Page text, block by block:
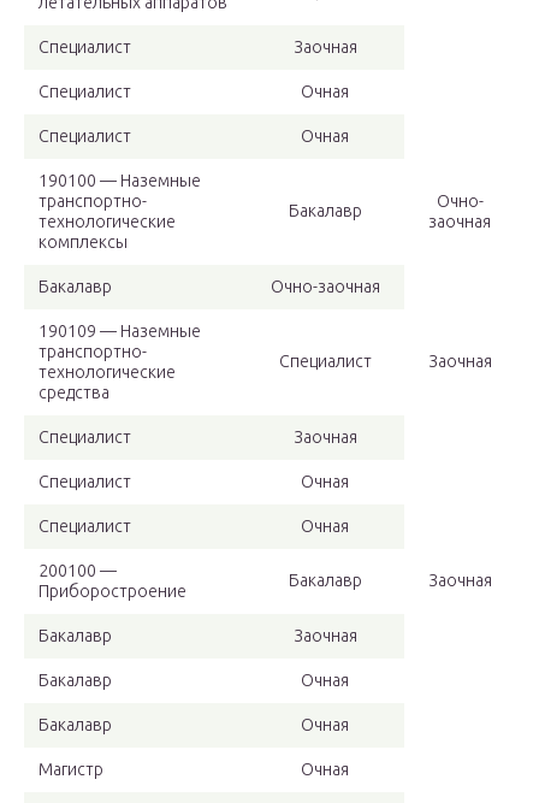
Специалист Заочная
Специалист Очная
Специалист Очная
190100 — Наземные
транспортно-
технологические
комплексы
Бакалавр
Очно-
заочная
Бакалавр Очно-заочная
190109 — Наземные
транспортно-
технологические
средства
Специалист Заочная
Специалист Заочная
Специалист Очная
Специалист Очная
200100 —
Приборостроение
Бакалавр Заочная
Бакалавр Заочная
Бакалавр Очная
Бакалавр Очная
Магистр Очная